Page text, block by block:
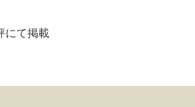
にて掲載